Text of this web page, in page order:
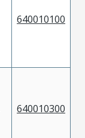
640010100
640010300